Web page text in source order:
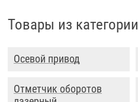
Товары из категории
Осевой привод
Отметчик оборотов